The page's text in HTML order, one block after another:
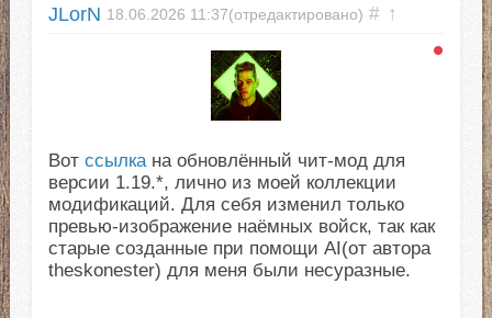
JLorN 18.06.2026 11:37(отредактировано) # ↑
Вот ссылкана обновлённый чит-мод для
версии 1.19.*, лично из моей коллекции
модификаций. Для себя изменил только
превью-изображение наёмных войск, так как
старые созданные при помощи AI(от автора
theskonester) для меня были несуразные.